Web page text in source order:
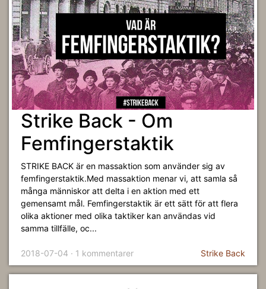
Strike Back - Om
Femfingerstaktik
STRIKE BACK är en massaktion som använder sig av
femfingerstaktik.Med massaktion menar vi, att samla så
många människor att delta i en aktion med ett
gemensamt mål. Femfingerstaktik är ett sätt för att flera
olika aktioner med olika taktiker kan användas vid
samma tillfälle, oc...
2018-07-04 · 1 kommentarer Strike Back